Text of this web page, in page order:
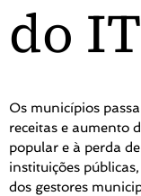
do
Os municípios
receitas e aumento
popular e à perda
instituições
dos gestores